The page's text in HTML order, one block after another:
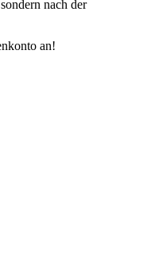
nach der
an!